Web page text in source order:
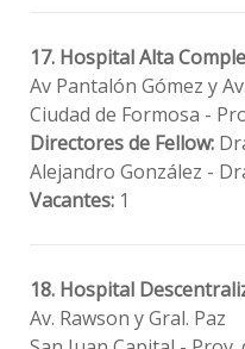
17. Hospital Alta
Av Pantalón Gómez y
Ciudad de Formosa -
Directores de Fellow:
Alejandro González -
Vacantes: 1
18. Hospital
Av. Rawson y Gral. Paz